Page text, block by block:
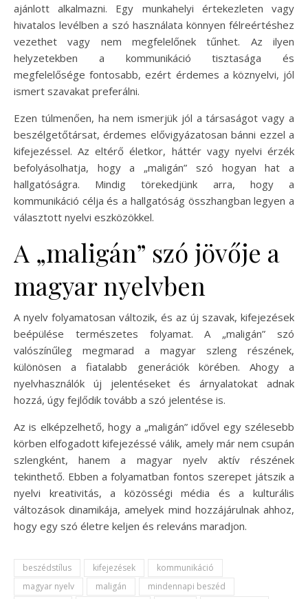
ajánlott alkalmazni. Egy munkahelyi értekezleten vagy
hivatalos levélben a szó használata könnyen félreértéshez
vezethet vagy nem megfelelőnek tűnhet. Az ilyen
helyzetekben a kommunikáció tisztasága és
megfelelősége fontosabb, ezért érdemes a köznyelvi, jól
ismert szavakat preferálni.
Ezen túlmenően, ha nem ismerjük jól a társaságot vagy a
beszélgetőtársat, érdemes elővigyázatosan bánni ezzel a
kifejezéssel. Az eltérő életkor, háttér vagy nyelvi érzék
befolyásolhatja, hogy a „maligán” szó hogyan hat a
hallgatóságra. Mindig törekedjünk arra, hogy a
kommunikáció célja és a hallgatóság összhangban legyen a
választott nyelvi eszközökkel.
A „maligán” szó jövője a
magyar nyelvben
A nyelv folyamatosan változik, és az új szavak, kifejezések
beépülése természetes folyamat. A „maligán” szó
valószínűleg megmarad a magyar szleng részének,
különösen a fiatalabb generációk körében. Ahogy a
nyelvhasználók új jelentéseket és árnyalatokat adnak
hozzá, úgy fejlődik tovább a szó jelentése is.
Az is elképzelhető, hogy a „maligán” idővel egy szélesebb
körben elfogadott kifejezéssé válik, amely már nem csupán
szlengként, hanem a magyar nyelv aktív részének
tekinthető. Ebben a folyamatban fontos szerepet játszik a
nyelvi kreativitás, a közösségi média és a kulturális
változások dinamikája, amelyek mind hozzájárulnak ahhoz,
hogy egy szó életre keljen és releváns maradjon.
beszédstílus kifejezések
kommunikáció
magyar nyelv
maligán mindennapi beszéd